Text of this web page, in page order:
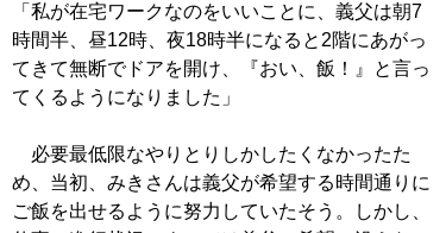
「私が在宅ワークなのをいいことに、義父は朝7
時間半、昼12時、夜18時半になると2階にあがっ
てきて無断でドアを開け、『おい、飯！』と言っ
てくるようになりました」
必要最低限なやりとりしかしたくなかったた
め、当初、みきさんは義父が希望する時間通りに
ご飯を出せるように努力していたそう。しかし、